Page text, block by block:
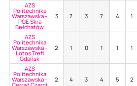
AZS
Politechnika
Warszawska -
PGE Skra
Bełchatów
3 7 3 7 4 1
AZS
Politechnika
Warszawska -
Lotos Trefl
Gdańsk
2 1 0 1 1 1
AZS
Politechnika
Warszawska - 2 4 3 4 5 2